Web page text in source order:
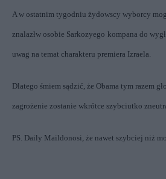
A w ostatnim tygodniu żydowscy wyborcy
znalazłw osobie Sarkozyego kompana do
uwag na temat charakteru premiera Izraela.
Dlatego śmiem sądzić, że Obama tym razem
zagrożenie zostanie wkrótce szybciutko
PS. Daily Maildonosi, że nawet szybciej niż